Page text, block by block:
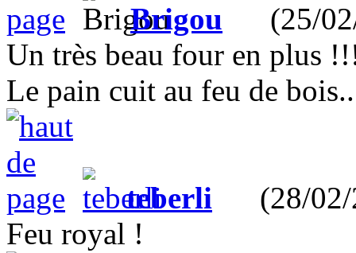
Brigou (25/
Un très beau four en plus
Le pain cuit au feu de
teberli (28/02/
Feu royal !